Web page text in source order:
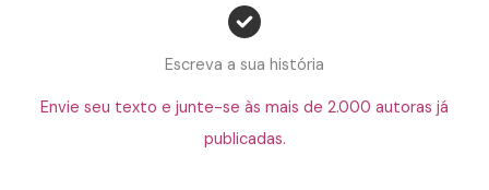
Escreva a sua história
Envie seu texto e junte-se às mais de 2.000 autoras já
publicadas.